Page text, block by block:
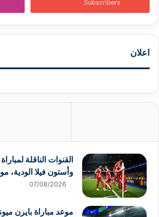
Subscribers
اعلان
القنوات الناقلة
وأستون فيلا الودية،
07/08/2026
موعد مباراة بايرن